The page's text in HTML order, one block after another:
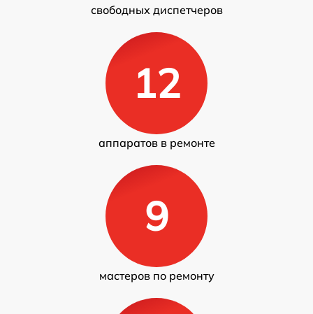
свободных диспетчеров
12
аппаратов в ремонте
9
мастеров по ремонту